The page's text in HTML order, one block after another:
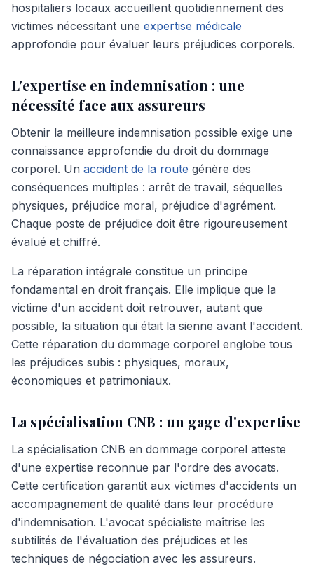
hospitaliers locaux accueillent quotidiennement des
victimes nécessitant une expertise médicale
approfondie pour évaluer leurs préjudices corporels.
L'expertise en indemnisation : une
nécessité face aux assureurs
Obtenir la meilleure indemnisation possible exige une
connaissance approfondie du droit du dommage
corporel. Un accident de la route génère des
conséquences multiples : arrêt de travail, séquelles
physiques, préjudice moral, préjudice d'agrément.
Chaque poste de préjudice doit être rigoureusement
évalué et chiffré.
La réparation intégrale constitue un principe
fondamental en droit français. Elle implique que la
victime d'un accident doit retrouver, autant que
possible, la situation qui était la sienne avant l'accident.
Cette réparation du dommage corporel englobe tous
les préjudices subis : physiques, moraux,
économiques et patrimoniaux.
La spécialisation CNB : un gage d'expertise
La spécialisation CNB en dommage corporel atteste
d'une expertise reconnue par l'ordre des avocats.
Cette certification garantit aux victimes d'accidents un
accompagnement de qualité dans leur procédure
d'indemnisation. L'avocat spécialiste maîtrise les
subtilités de l'évaluation des préjudices et les
techniques de négociation avec les assureurs.